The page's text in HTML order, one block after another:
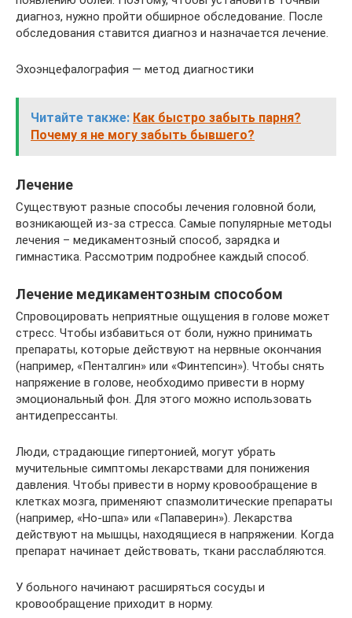
диагноз, нужно пройти обширное обследование. После
обследования ставится диагноз и назначается лечение.
Эхоэнцефалография — метод диагностики
Читайте также: Как быстро забыть парня?
Почему я не могу забыть бывшего?
Лечение
Существуют разные способы лечения головной боли,
возникающей из-за стресса. Самые популярные методы
лечения – медикаментозный способ, зарядка и
гимнастика. Рассмотрим подробнее каждый способ.
Лечение медикаментозным способом
Спровоцировать неприятные ощущения в голове может
стресс. Чтобы избавиться от боли, нужно принимать
препараты, которые действуют на нервные окончания
(например, «Пенталгин» или «Финтепсин»). Чтобы снять
напряжение в голове, необходимо привести в норму
эмоциональный фон. Для этого можно использовать
антидепрессанты.
Люди, страдающие гипертонией, могут убрать
мучительные симптомы лекарствами для понижения
давления. Чтобы привести в норму кровообращение в
клетках мозга, применяют спазмолитические препараты
(например, «Но-шпа» или «Папаверин»). Лекарства
действуют на мышцы, находящиеся в напряжении. Когда
препарат начинает действовать, ткани расслабляются.
У больного начинают расширяться сосуды и
кровообращение приходит в норму.